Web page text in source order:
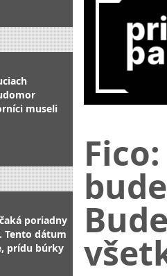
museli
poriadny
Tento dátum
prídu búrky